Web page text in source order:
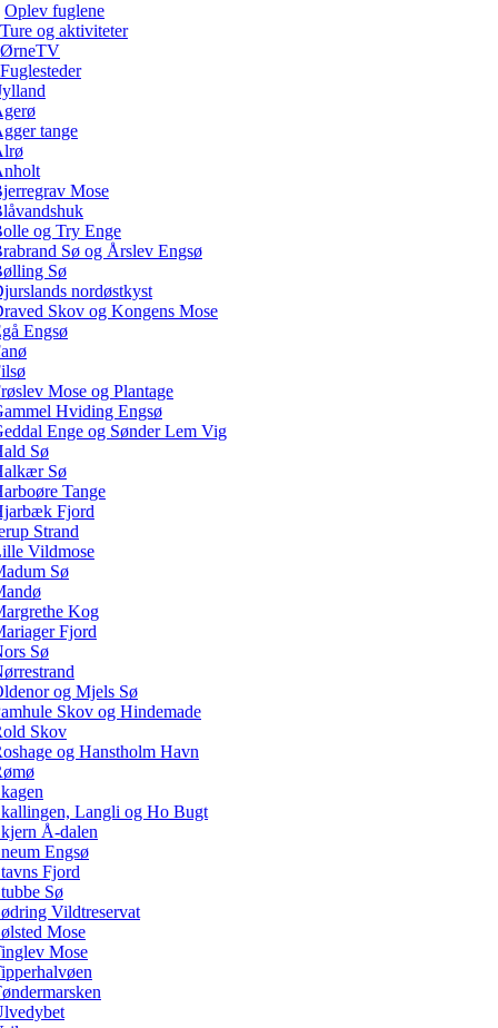
Oplev fuglene
Ture og aktiviteter
ØrneTV
Fuglesteder
tange
Mose
og Try Enge
Sø og Årslev Engsø
Sø
nordøstkyst
Skov og Kongens Mose
Engsø
Mose og Plantage
Hviding Engsø
Enge og Sønder Lem Vig
Sø
Sø
Tange
Fjord
Strand
Vildmose
Sø
Kog
Fjord
Sø
og Mjels Sø
Skov og Hindemade
Skov
og Hanstholm Havn
Langli og Ho Bugt
Å-dalen
Engsø
Fjord
Sø
Vildtreservat
Mose
Mose